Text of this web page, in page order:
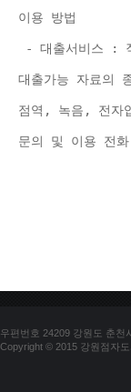
이용 방법
- 대출서비스 :
대출가능 자료의
점역, 녹음, 전자
문의 및 이용 전
우편번호 24209 강원도 춘천
Copyright © 2015 강원점자